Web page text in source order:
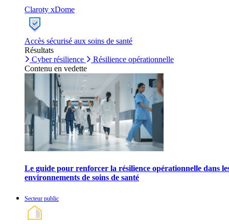
Claroty xDome
Accès sécurisé aux soins de santé
Résultats
Cyber résilience
Résilience opérationnelle
Contenu en vedette
Le guide pour renforcer la résilience opérationnelle dans
environnements de soins de santé
Secteur public